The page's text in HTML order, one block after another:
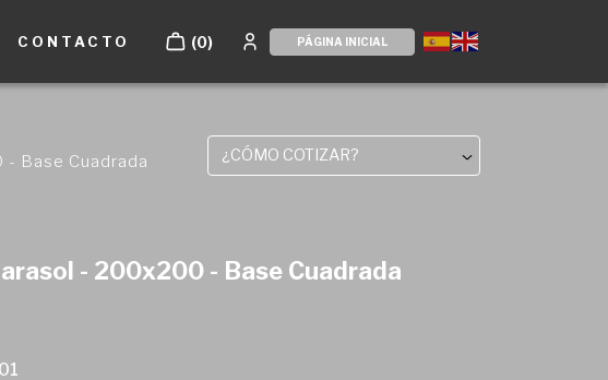
CONTACTO (0) PÁGINA INICIAL
Base Cuadrada ¿CÓMO COTIZAR?
- 200x200 - Base Cuadrada